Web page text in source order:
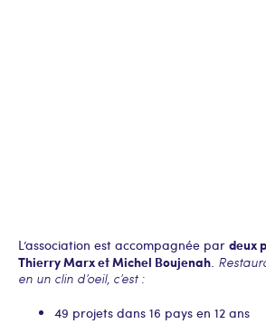
L’association est accompagnée par deux
Thierry Marx et Michel Boujenah.
en un clin d’oeil, c’est :
49 projets dans 16 pays en 12 ans